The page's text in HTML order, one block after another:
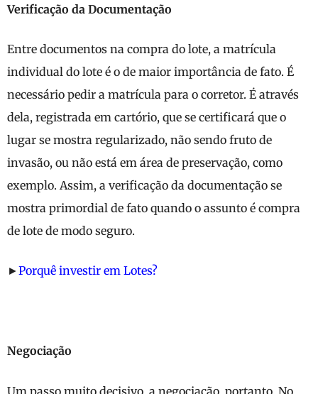
Verificação da Documentação
Entre documentos na compra do lote, a matrícula
individual do lote é o de maior importância de fato. É
necessário pedir a matrícula para o corretor. É através
dela, registrada em cartório, que se certificará que o
lugar se mostra regularizado, não sendo fruto de
invasão, ou não está em área de preservação, como
exemplo. Assim, a verificação da documentação se
mostra primordial de fato quando o assunto é compra
de lote de modo seguro.
►Porquê investir em Lotes?
Negociação
Um passo muito decisivo, a negociação, portanto. No